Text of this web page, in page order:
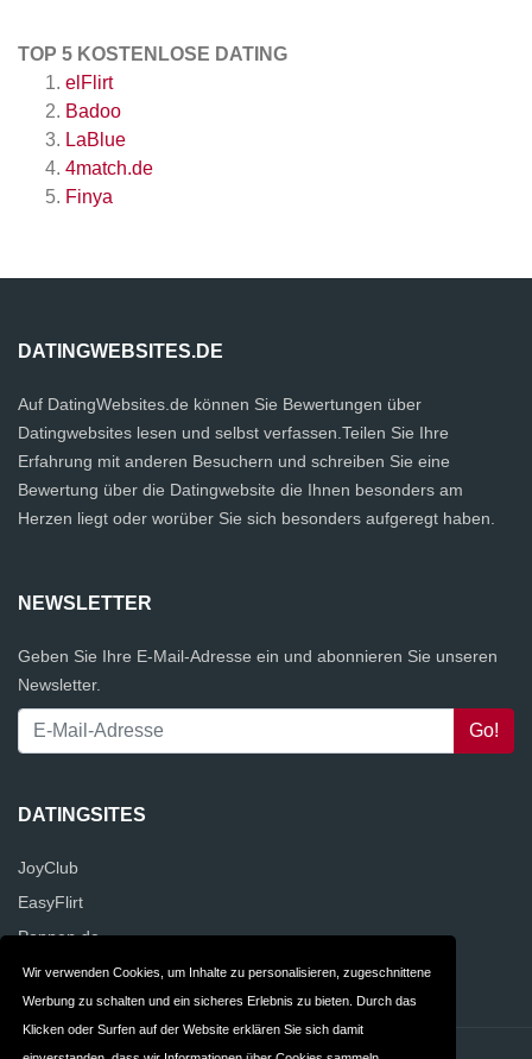
Wir verwenden Cookies, um Inhalte zu personalisieren, zugeschnittene
Werbung zu schalten und ein sicheres Erlebnis zu bieten. Durch das
Klicken oder Surfen auf der Website erklären Sie sich damit
TOP 5 KOSTENLOSE DATING
elFlirt
Badoo
LaBlue
4match.de
Finya
DATINGWEBSITES.DE
Auf DatingWebsites.de können Sie Bewertungen über
Datingwebsites lesen und selbst verfassen.Teilen Sie Ihre
Erfahrung mit anderen Besuchern und schreiben Sie eine
Bewertung über die Datingwebsite die Ihnen besonders am
Herzen liegt oder worüber Sie sich besonders aufgeregt haben.
NEWSLETTER
Geben Sie Ihre E-Mail-Adresse ein und abonnieren Sie unseren
Newsletter.
DATINGSITES
JoyClub
EasyFlirt
Poppen.de
Kwick.de